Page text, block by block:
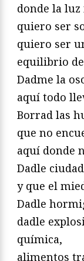
donde la luz
quiero ser
quiero ser
equilibrio
Dadme la
aquí todo
Borrad las
que no
aquí donde
Dadle
y que el
Dadle
dadle
química,
alimentos